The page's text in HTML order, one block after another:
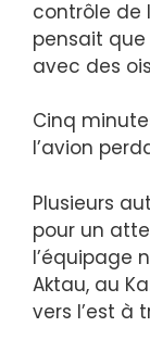
contrôle de
pensait que
avec des
Cinq
l’avion
Plusieurs
pour un
l’équipage
Aktau, au
vers l’est à